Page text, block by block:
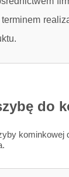
do
kominkowej